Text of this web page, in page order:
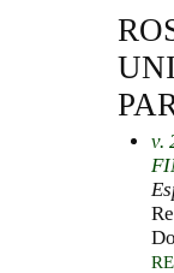
v.